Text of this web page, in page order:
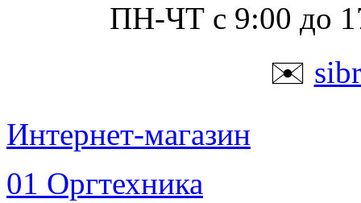
ПН-ЧТ с 9:00 до
✉️
Интернет-магазин
01 Оргтехника